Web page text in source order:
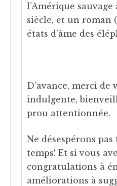
l’Amérique sauvage
siècle, et un roman
états d’âme des
D’avance, merci de
indulgente,
prou attentionnée.
Ne désespérons
temps! Et si vous
congratulations à
améliorations à